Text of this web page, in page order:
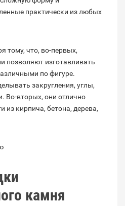
практически из любых
тому, что, во-первых,
позволяют изготавливать
по фигуре.
закругления, углы,
Во-вторых, они отлично
из кирпича, бетона, дерева,
камня